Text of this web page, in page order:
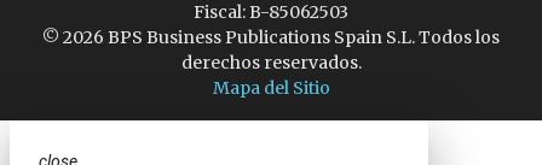
Fiscal: B-85062503
© 2026 BPS Business Publications Spain S.L. Todos los
derechos reservados.
Mapa del Sitio